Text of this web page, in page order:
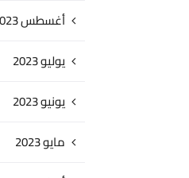
أغسطس 2023
يوليو 2023
يونيو 2023
مايو 2023